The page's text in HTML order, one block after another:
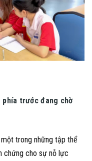
phía trước đang chờ
trong những tập thể
chứng cho sự nỗ lực